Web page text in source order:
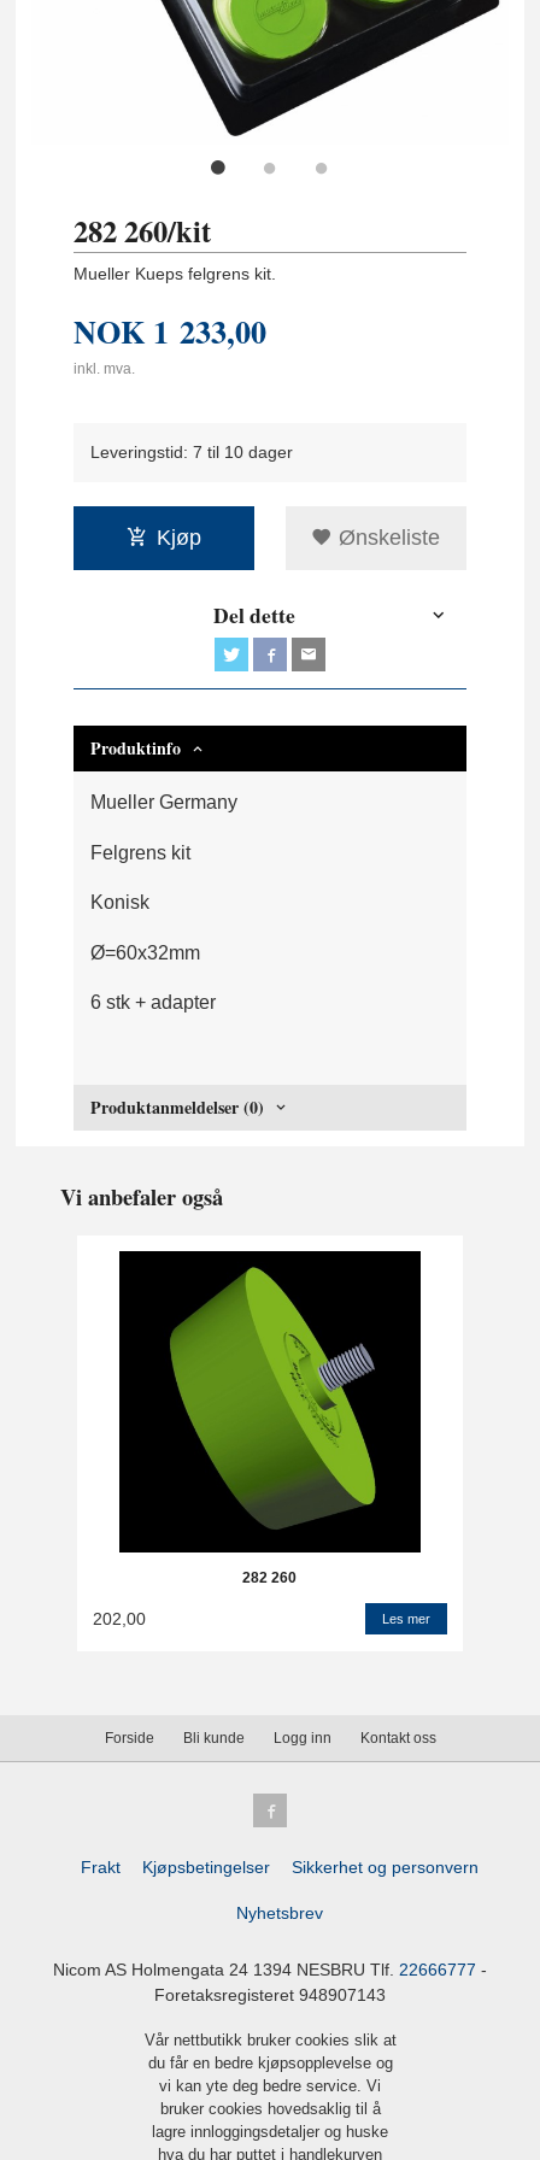
282 260/kit
Mueller Kueps felgrens kit.
NOK 1 233,00
inkl. mva.
Leveringstid: 7 til 10 dager
Kjøp Ønskeliste
Del dette
Produktinfo
Mueller Germany
Felgrens kit
Konisk
Ø=60x32mm
6 stk + adapter
Produktanmeldelser (0)
Vi anbefaler også
282 260
202,00 Les mer
Forside Bli kunde Logg inn Kontakt oss
Frakt Kjøpsbetingelser Sikkerhet og personvern
Nyhetsbrev
Nicom AS Holmengata 24 1394 NESBRU Tlf. 22666777 -
Foretaksregisteret 948907143
Vår nettbutikk bruker cookies slik at
du får en bedre kjøpsopplevelse og
vi kan yte deg bedre service. Vi
bruker cookies hovedsaklig til å
lagre innloggingsdetaljer og huske
hva du har puttet i handlekurven